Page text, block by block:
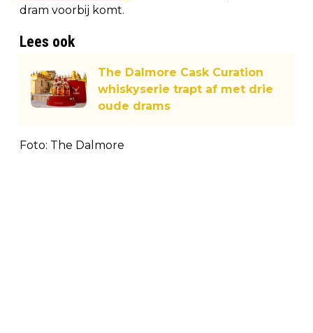
dram voorbij komt.
Lees ook
The Dalmore Cask Curation
whiskyserie trapt af met drie
oude drams
Foto: The Dalmore